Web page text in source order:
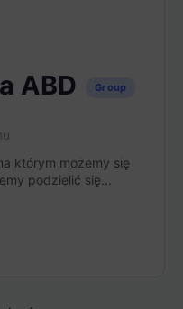
ABD Group
którym możemy się
podzielić się...